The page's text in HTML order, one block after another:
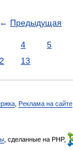
← Предыдущая
4 5
13
Реклама на сайте
, сделанные на PHP,